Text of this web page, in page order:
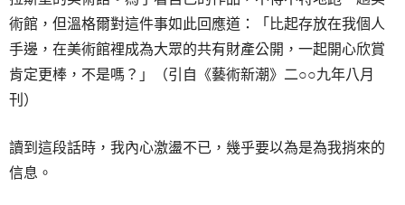
術館，但溫格爾對這件事如此回應道：「比起存放在我個人
手邊，在美術館裡成為大眾的共有財產公開，一起開心欣賞
肯定更棒，不是嗎？」（引自《藝術新潮》二○○九年八月
刊）
讀到這段話時，我內心激盪不已，幾乎要以為是為我捎來的
信息。